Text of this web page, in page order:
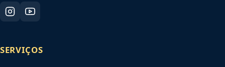
SERVIÇOS